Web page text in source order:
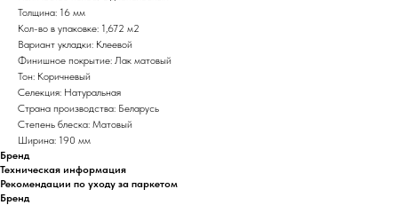
Толщина: 16 мм
Кол-во в упаковке: 1,672 м2
Вариант укладки: Клеевой
Финишное покрытие: Лак матовый
Тон: Коричневый
Селекция: Натуральная
Страна производства: Беларусь
Степень блеска: Матовый
Ширина: 190 мм
Бренд
Техническая информация
Рекомендации по уходу за паркетом
Бренд